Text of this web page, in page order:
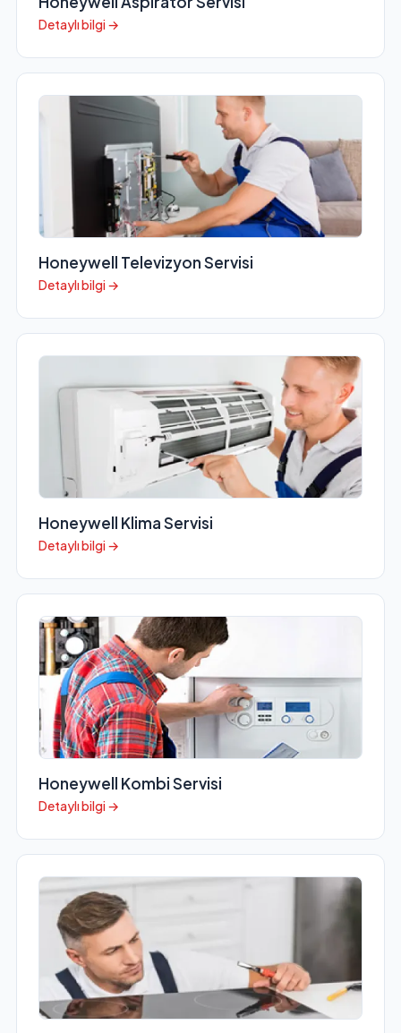
Detaylı bilgi →
Honeywell Televizyon Servisi
Detaylı bilgi →
Honeywell Klima Servisi
Detaylı bilgi →
Honeywell Kombi Servisi
Detaylı bilgi →